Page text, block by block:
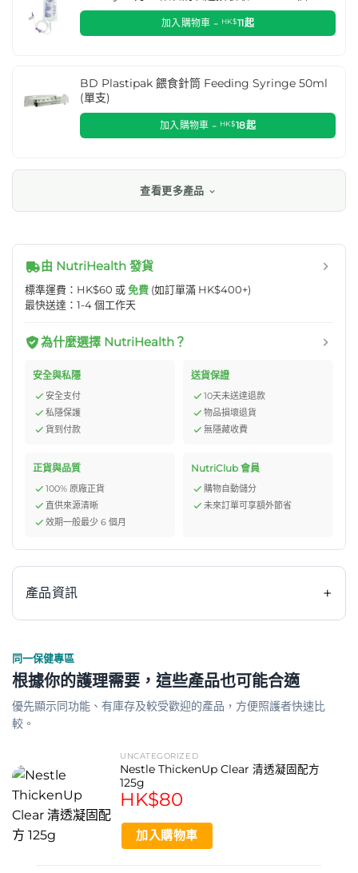
加入購物車 - HK$11起
BD Plastipak 餵食針筒 Feeding Syringe 50ml
(單支)
加入購物車 - HK$18起
查看更多產品
由 NutriHealth 發貨
標準運費：HK$60 或免費 (如訂單滿 HK$400+)
最快送達：1-4 個工作天
為什麼選擇 NutriHealth？
安全與私隱
安全支付
私隱保護
貨到付款
送貨保證
10天未送達退款
物品損壞退貨
無隱藏收費
正貨與品質
100% 原廠正貨
直供來源清晰
效期一般最少 6 個月
NutriClub 會員
購物自動儲分
未來訂單可享額外節省
產品資訊 +
雀巢 Nestle ThickenUp 快凝寶 法式至尊雞味 1000g 即
品。作為雀巢香港官方推出的營養食品，它採用精心調配的
烹調，只需簡單沖調即可享用，適合需要特殊飲食照護的長
者、術後恢復者或吞嚥功能受損人士，幫助他們輕鬆攝取所
需營養，維持生活品質。
產品功效
同一保健專區
根據你的護理需要，這些產品也可能合適
優先顯示同功能、有庫存及較受歡迎的產品，方便照護者快速比
較。
UNCATEGORIZED
Nestle ThickenUp Clear 清透凝固配方
125g
HK$80
加入購物車